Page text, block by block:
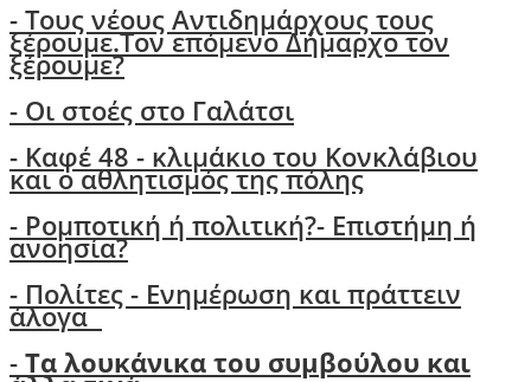
-Τους νέους Αντιδημάρχους τους
ξέρουμε.Τον επόμενο Δήμαρχο τον
ξέρουμε?
- Οι στοές στο Γαλάτσι
- Καφέ 48 - κλιμάκιο του Κονκλάβιου
και ο αθλητισμός της πόλης
- Ρομποτική ή πολιτική?- Επιστήμη ή
ανοησία?
- Πολίτες - Ενημέρωση και πράττειν
άλογα
-Τα λουκάνικα του συμβούλου και